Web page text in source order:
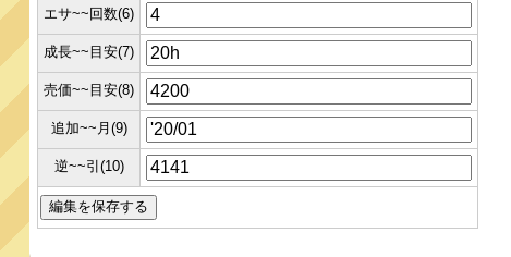
エサ~~回数(6)
成長~~目安(7)
売価~~目安(8)
追加~~月(9)
逆~~引(10)